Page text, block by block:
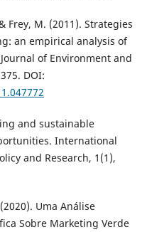
Frey, M. (2011). Strategies
an empirical analysis of
of Environment and
DOI:
and sustainable
International
and Research, 1(1),
Uma Análise
Sobre Marketing Verde